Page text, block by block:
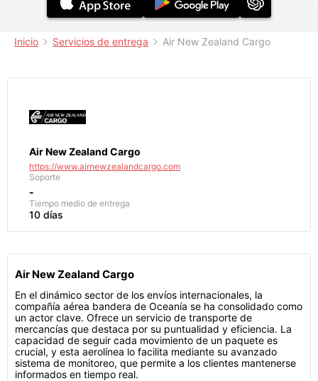
Inicio Servicios de entrega Air New Zealand Cargo
Air New Zealand Cargo
https://www.airnewzealandcargo.com
Soporte
-
Tiempo medio de entrega
10 días
Air New Zealand Cargo
En el dinámico sector de los envíos internacionales, la
compañía aérea bandera de Oceanía se ha consolidado como
un actor clave. Ofrece un servicio de transporte de
mercancías que destaca por su puntualidad y eficiencia. La
capacidad de seguir cada movimiento de un paquete es
crucial, y esta aerolínea lo facilita mediante su avanzado
sistema de monitoreo, que permite a los clientes mantenerse
informados en tiempo real.